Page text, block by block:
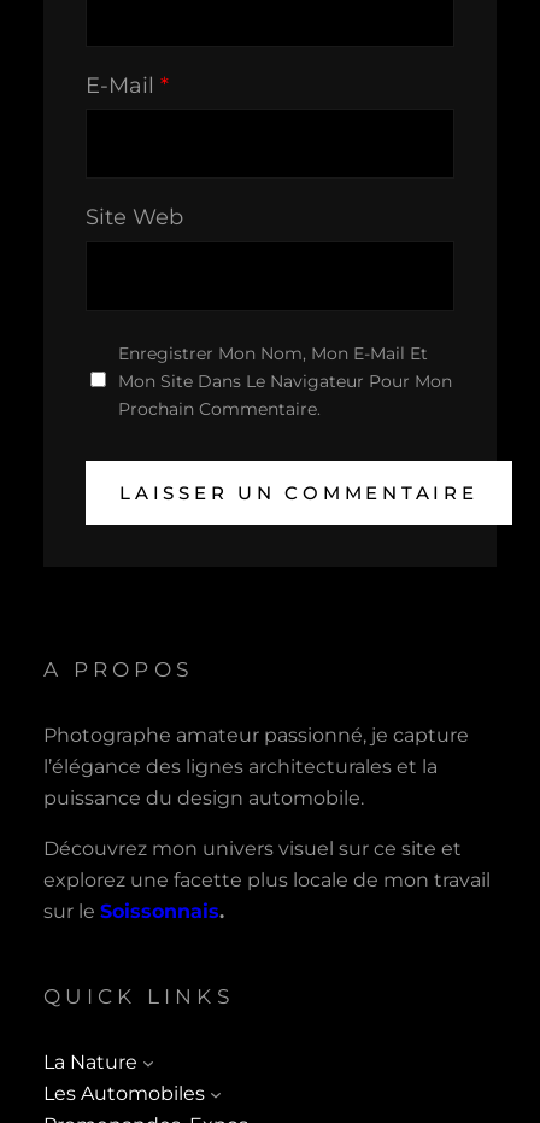
E-Mail *
Site Web
Enregistrer Mon Nom, Mon E-Mail Et
Mon Site Dans Le Navigateur Pour Mon
Prochain Commentaire.
A PROPOS
Photographe amateur passionné, je capture
l’élégance des lignes architecturales et la
puissance du design automobile.
Découvrez mon univers visuel sur ce site et
explorez une facette plus locale de mon travail
sur le Soissonnais.
QUICK LINKS
La Nature
Les Automobiles